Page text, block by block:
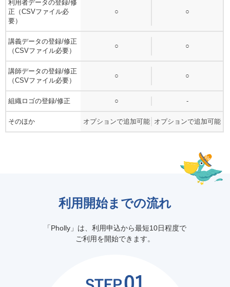
利用者データの登録/修
正（CSVファイル必
要）
○ ○
講義データの登録/修正
（CSVファイル必要）
○ ○
講師データの登録/修正
（CSVファイル必要）
○ ○
組織ロゴの登録/修正 ○ -
そのほか オプションで追加可能 オプションで追加可能
利用開始までの流れ
「Pholly」は、利用申込から最短10日程度で
ご利用を開始できます。